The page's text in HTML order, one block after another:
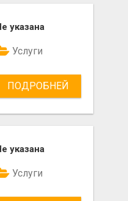
указана
Услуги
ПОДРОБНЕЙ
указана
Услуги